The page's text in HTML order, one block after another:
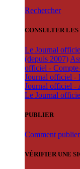
Rechercher
CONSULTER
Le Journal
(depuis 2007)
officiel -
Journal officiel -
Journal officiel -
Le Journal
PUBLIER
Comment
VÉRIFIER UNE